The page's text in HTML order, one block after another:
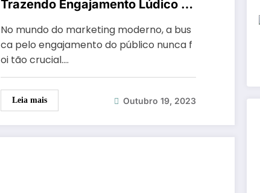
Trazendo Engajamento Lúdico à
Estratégia
No mundo do marketing moderno, a bus
ca pelo engajamento do público nunca f
oi tão crucial.…
Leia mais Outubro 19, 2023